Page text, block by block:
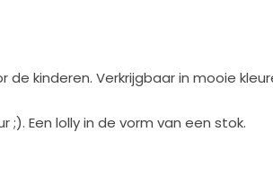
kinderen. Verkrijgbaar in mooie
Een lolly in de vorm van een stok.